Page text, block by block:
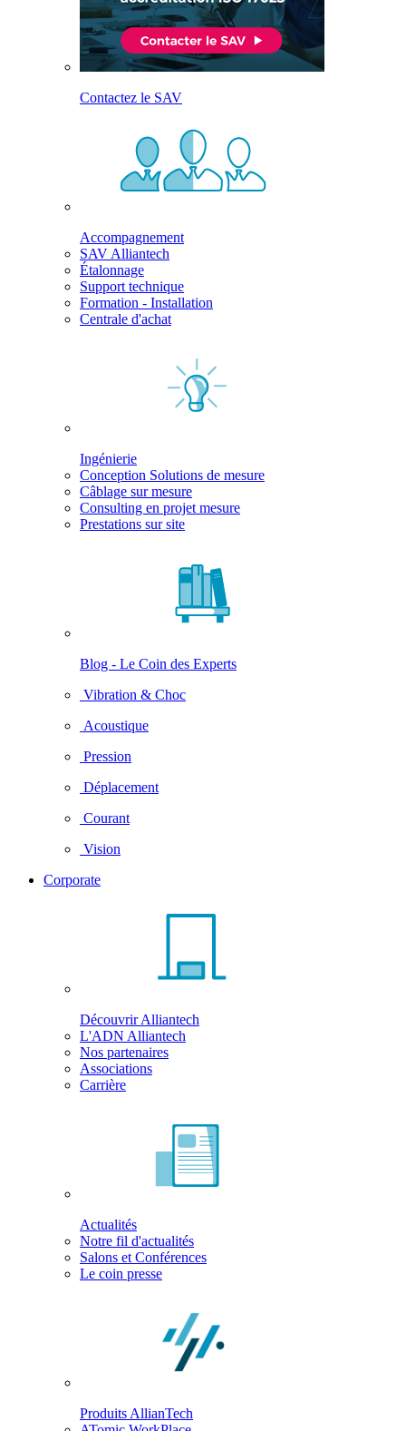
Contactez le SAV
Accompagnement
SAV Alliantech
Étalonnage
Support technique
Formation - Installation
Centrale d'achat
Ingénierie
Conception Solutions de mesure
Câblage sur mesure
Consulting en projet mesure
Prestations sur site
Blog - Le Coin des Experts
Vibration & Choc
Acoustique
Pression
Déplacement
Courant
Vision
Corporate
Découvrir Alliantech
L'ADN Alliantech
Nos partenaires
Associations
Carrière
Actualités
Notre fil d'actualités
Salons et Conférences
Le coin presse
Produits AllianTech